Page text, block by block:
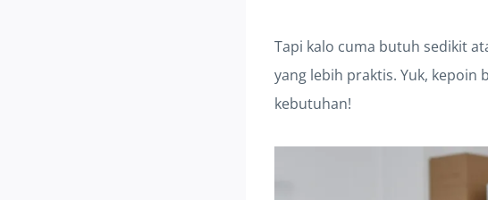
Tapi kalo cuma butuh sedikit
yang lebih praktis. Yuk, kepoin
kebutuhan!